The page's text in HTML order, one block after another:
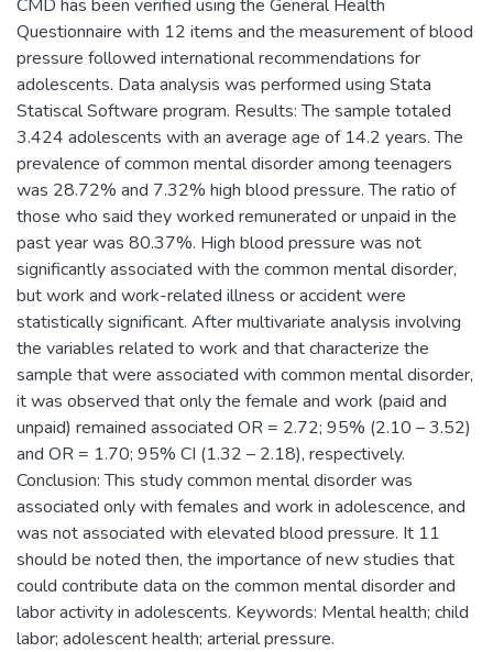
CMD has been verified using the General Health
Questionnaire with 12 items and the measurement of blood
pressure followed international recommendations for
adolescents. Data analysis was performed using Stata
Statiscal Software program. Results: The sample totaled
3.424 adolescents with an average age of 14.2 years. The
prevalence of common mental disorder among teenagers
was 28.72% and 7.32% high blood pressure. The ratio of
those who said they worked remunerated or unpaid in the
past year was 80.37%. High blood pressure was not
significantly associated with the common mental disorder,
but work and work-related illness or accident were
statistically significant. After multivariate analysis involving
the variables related to work and that characterize the
sample that were associated with common mental disorder,
it was observed that only the female and work (paid and
unpaid) remained associated OR = 2.72; 95% (2.10 – 3.52)
and OR = 1.70; 95% CI (1.32 – 2.18), respectively.
Conclusion: This study common mental disorder was
associated only with females and work in adolescence, and
was not associated with elevated blood pressure. It 11
should be noted then, the importance of new studies that
could contribute data on the common mental disorder and
labor activity in adolescents. Keywords: Mental health; child
labor; adolescent health; arterial pressure.